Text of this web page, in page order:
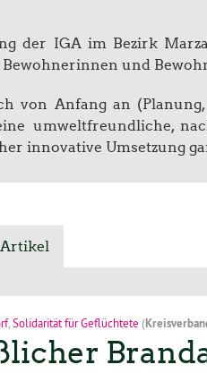
der IGA im Bezirk
und
von Anfang an
umweltfreundliche,
innovative Umsetzung
, Solidarität für Geflüchtete (